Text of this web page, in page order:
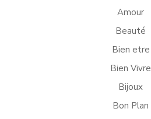
Amour
Beauté
Bien etre
Bien Vivre
Bijoux
Bon Plan